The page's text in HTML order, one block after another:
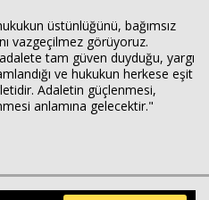
üstünlüğünü, bağımsız
vazgeçilmez görüyoruz.
tam güven duyduğu, yargı
ve hukukun herkese eşit
Adaletin güçlenmesi,
anlamına gelecektir."